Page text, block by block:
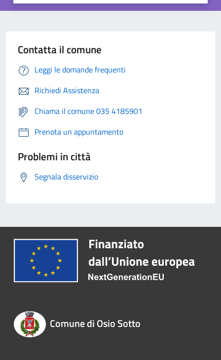
Contatta il comune
Leggi le domande frequenti
Richiedi Assistenza
Chiama il comune 035 4185901
Prenota un appuntamento
Problemi in città
Segnala disservizio
Comune di Osio Sotto